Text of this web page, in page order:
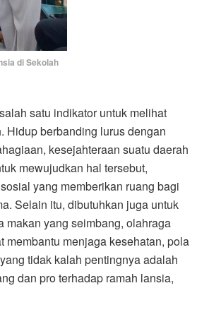
di Sekolah
satu indikator untuk melihat
Hidup berbanding lurus dengan
kesejahteraan suatu daerah
mewujudkan hal tersebut,
yang memberikan ruang bagi
Selain itu, dibutuhkan juga untuk
makan yang seimbang, olahraga
membantu menjaga kesehatan, pola
tidak kalah pentingnya adalah
dan pro terhadap ramah lansia,